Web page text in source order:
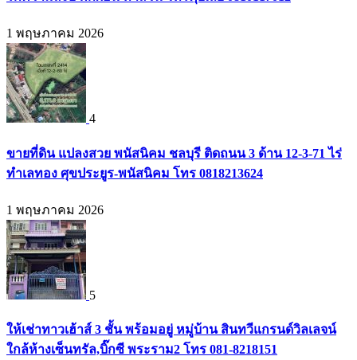
1 พฤษภาคม 2026
4
ขายที่ดิน แปลงสวย พนัสนิคม ชลบุรี ติดถนน 3 ด้าน 12-3-71 ไร่
ทำเลทอง ศุขประยูร-พนัสนิคม โทร 0818213624
1 พฤษภาคม 2026
5
ให้เช่าทาวเฮ้าส์ 3 ชั้น พร้อมอยู่ หมู่บ้าน สินทวีแกรนด์วิลเลจน์
ใกล้ห้างเซ็นทรัล,บิ๊กซี พระราม2 โทร 081-8218151